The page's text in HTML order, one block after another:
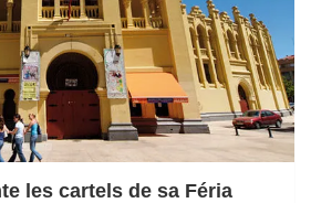
les cartels de sa Féria